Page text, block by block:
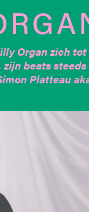
Organ zich
beats
Platteau